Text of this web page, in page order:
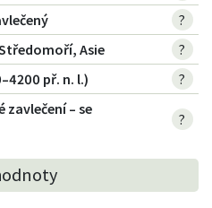
?
Asie
?
př. n. l.)
?
zavlečení – se
?